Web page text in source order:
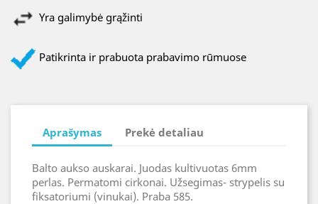
Yra galimybė grąžinti
Patikrinta ir prabuota prabavimo rūmuose
Aprašymas Prekė detaliau
Balto aukso auskarai. Juodas kultivuotas 6mm
perlas. Permatomi cirkonai. Užsegimas- strypelis su
fiksatoriumi (vinukai). Praba 585.